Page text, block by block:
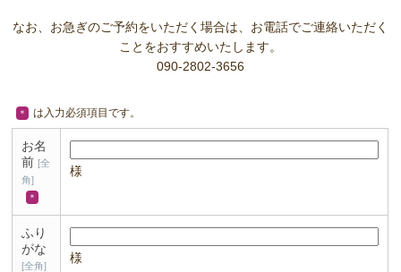
なお、お急ぎのご予約をいただく場合は、お電話でご連絡いただく
ことをおすすめいたします。
090-2802-3656
＊ は入力必須項目です。
お名
前[全
角]
＊
様
ふり
がな
[全角]
様